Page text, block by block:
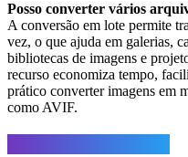
Posso converter vários
A conversão em lote permite
vez, o que ajuda em galerias,
bibliotecas de imagens e
recurso economiza tempo,
prático converter imagens em
como AVIF.